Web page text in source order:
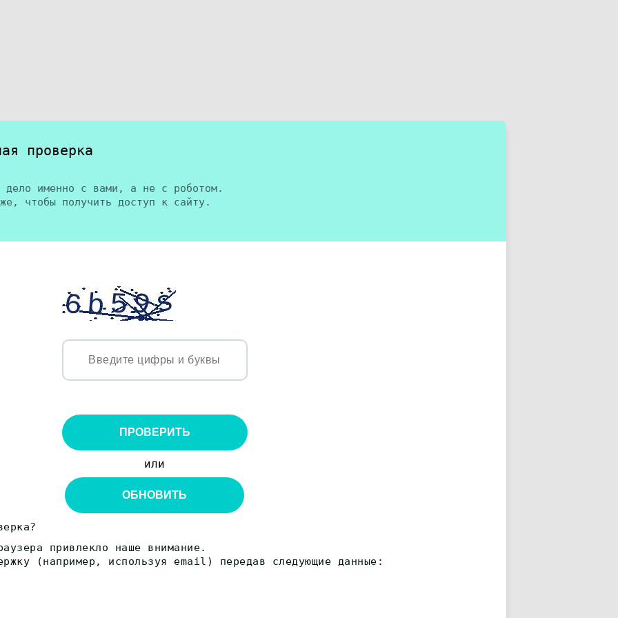
проверка
дело именно с вами, а не с роботом.
чтобы получить доступ к сайту.
ПРОВЕРИТЬ
или
ОБНОВИТЬ
привлекло наше внимание.
(например, используя email) передав следующие данные: